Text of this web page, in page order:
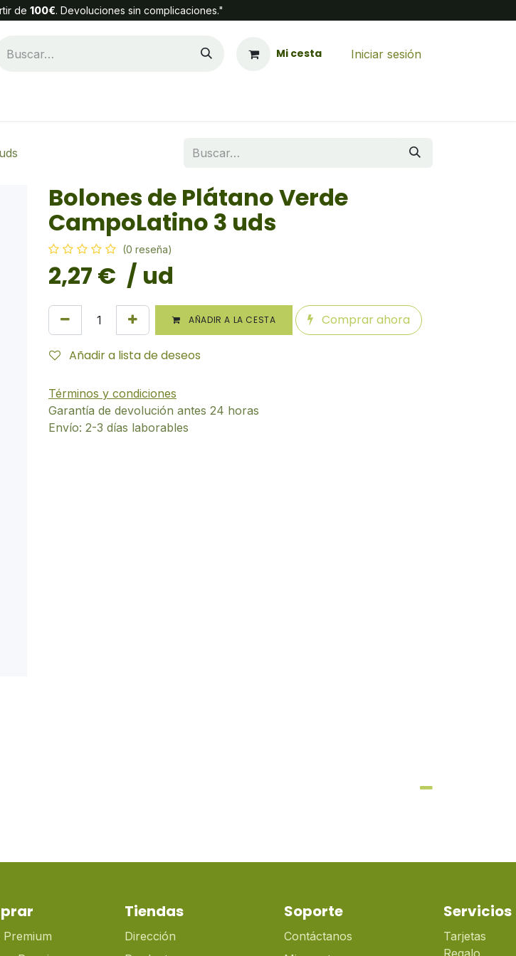
de 100€. Devoluciones sin complicaciones."
Mi cesta Iniciar sesión
Bolones de Plátano Verde
CampoLatino 3 uds
(0 reseña)
2,27 € / ud
AÑADIR A LA CESTA Comprar ahora
Añadir a lista de deseos
Términos y condiciones
Garantía de devolución antes 24 horas
Envío: 2-3 días laborables
Tiendas
Dirección
Premium
Soporte
Contáctanos
Servicios
Tarjetas